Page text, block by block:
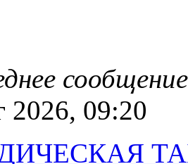
2026, 09:20